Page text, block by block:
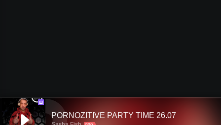
Ш
PORNOZITIVE PARTY TIME 26.07